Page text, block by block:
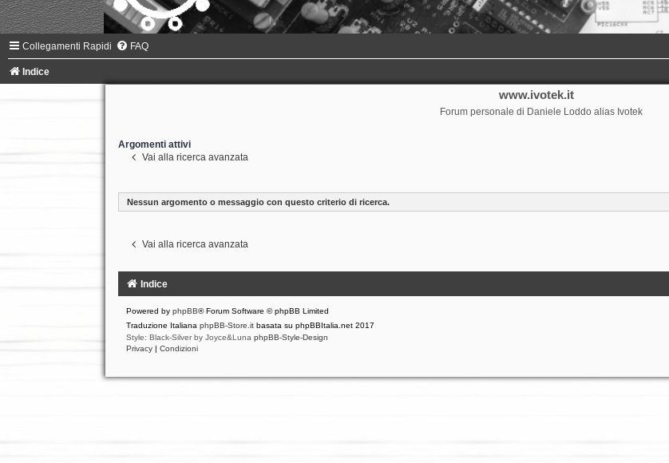
Collegamenti Rapidi FAQ
Indice
www.ivotek.it
Forum personale di Daniele Loddo alias Ivotek
Argomenti attivi
Vai alla ricerca avanzata
Nessun argomento o messaggio con questo criterio di ricerca.
Vai alla ricerca avanzata
Indice
Powered by phpBB® Forum Software © phpBB Limited
Traduzione Italiana phpBB-Store.itbasata su phpBBItalia.net 2017
Style: Black-Silver by Joyce&Luna phpBB-Style-Design
Privacy | Condizioni